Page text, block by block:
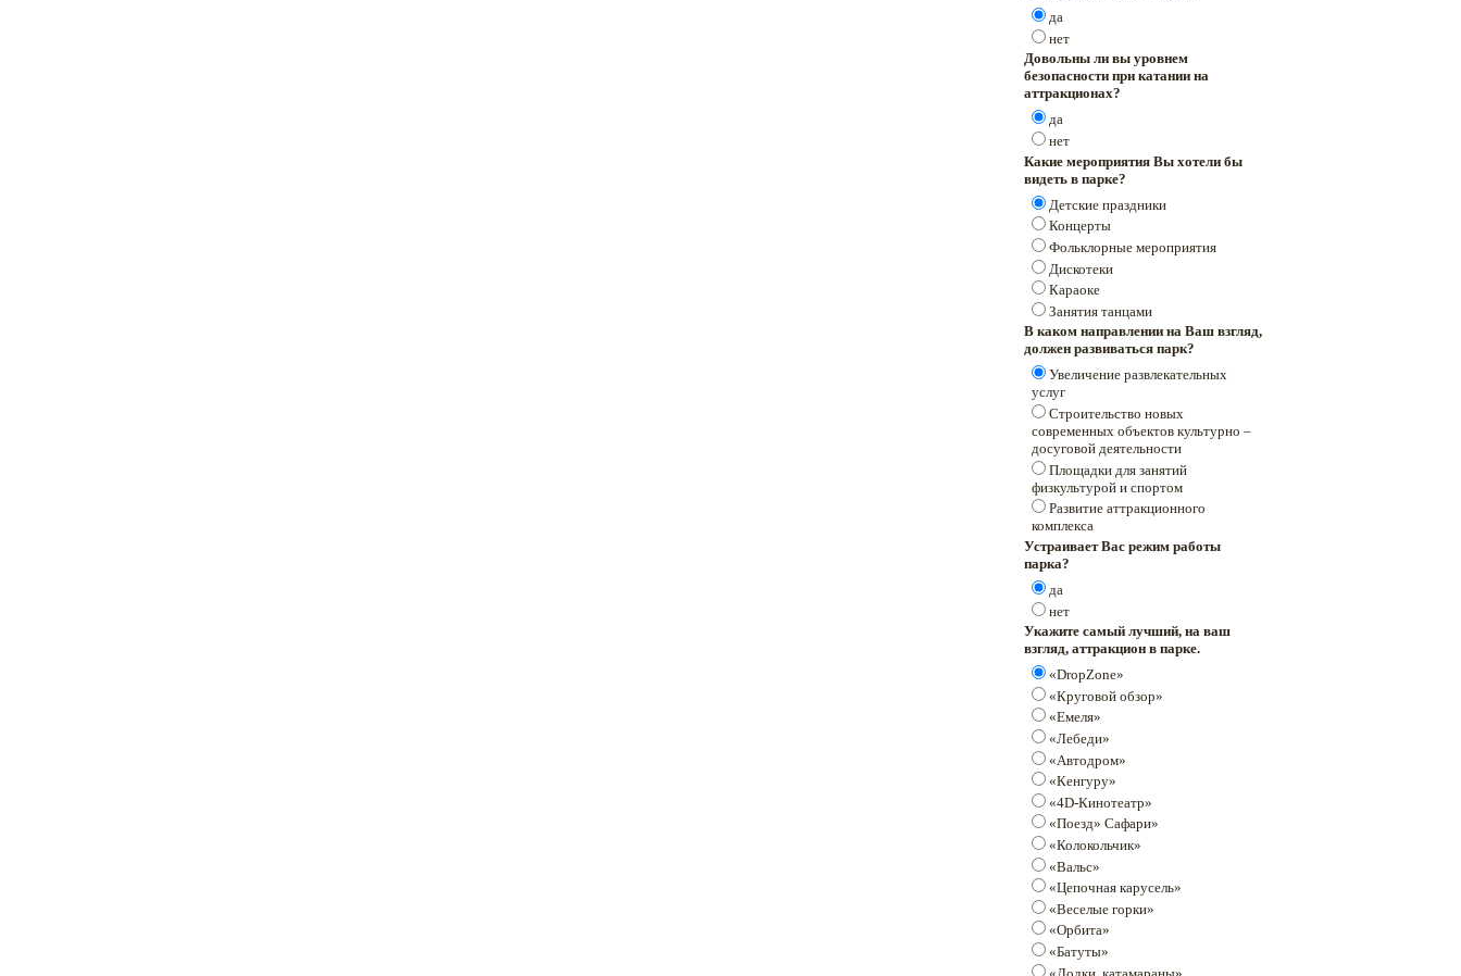
да
нет
Довольны ли вы уровнем
безопасности при катании на
аттракционах?
да
нет
Какие мероприятия Вы хотели бы
видеть в парке?
Детские праздники
Концерты
Фольклорные мероприятия
Дискотеки
Караоке
Занятия танцами
В каком направлении на Ваш взгляд,
должен развиваться парк?
Увеличение развлекательных
услуг
Строительство новых
современных объектов культурно –
досуговой деятельности
Площадки для занятий
физкультурой и спортом
Развитие аттракционного
комплекса
Устраивает Вас режим работы
парка?
да
нет
Укажите самый лучший, на ваш
взгляд, аттракцион в парке.
«DropZone»
«Круговой обзор»
«Емеля»
«Лебеди»
«Автодром»
«Кенгуру»
«4D-Кинотеатр»
«Поезд» Сафари»
«Колокольчик»
«Вальс»
«Цепочная карусель»
«Веселые горки»
«Орбита»
«Батуты»